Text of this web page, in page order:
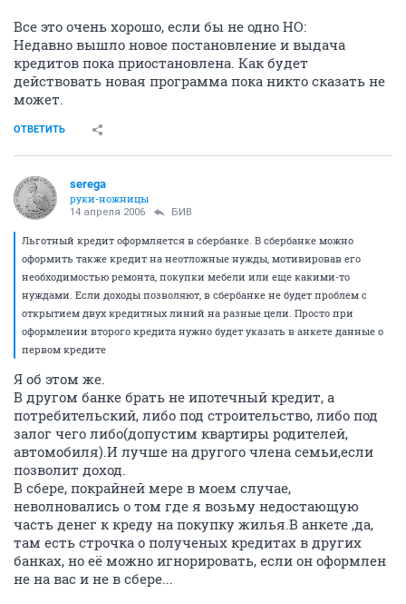
Все это очень хорошо, если бы не одно НО:
Недавно вышло новое постановление и выдача
кредитов пока приостановлена. Как будет
действовать новая программа пока никто сказать не
может.
ОТВЕТИТЬ
serega
руки-ножницы
14 апреля 2006 БИВ
Льготный кредит оформляется в сбербанке. В сбербанке можно
оформить также кредит на неотложные нужды, мотивировав его
необходимостью ремонта, покупки мебели или еще какими-то
нуждами. Если доходы позволяют, в сбербанке не будет проблем с
открытием двух кредитных линий на разные цели. Просто при
оформлении второго кредита нужно будет указать в анкете данные о
первом кредите
Я об этом же.
В другом банке брать не ипотечный кредит, а
потребительский, либо под строительство, либо под
залог чего либо(допустим квартиры родителей,
автомобиля).И лучше на другого члена семьи,если
позволит доход.
В сбере, покрайней мере в моем случае,
неволновались о том где я возьму недостающую
часть денег к креду на покупку жилья.В анкете ,да,
там есть строчка о полученых кредитах в других
банках, но её можно игнорировать, если он оформлен
не на вас и не в сбере...